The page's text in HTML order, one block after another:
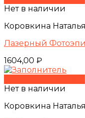
Нет в наличии
Коровкина
Лазерный
1604,00 ₽
Нет в наличии
Коровкина